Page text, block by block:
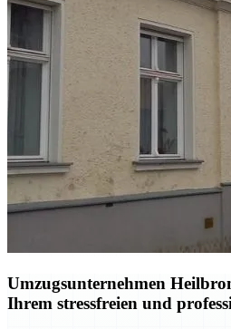
Umzugsunternehmen
Ihrem stressfreien und